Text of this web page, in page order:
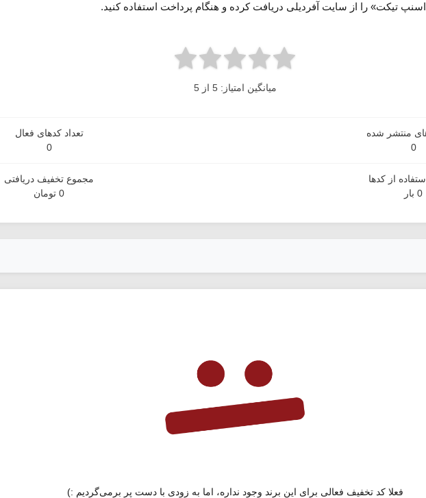
تیکت» را از سایت آفردیلی دریافت کرده و هنگام پرداخت استفاده کنید.
میانگین امتیاز: 5 از 5
منتشر شده
0
تعداد کدهای فعال
0
از کدها
0 بار
مجموع تخفیف دریافتی
0 تومان
فعلا کد تخفیف فعالی برای این برند وجود نداره، اما به زودی با دست پر برمی‌گردیم :)